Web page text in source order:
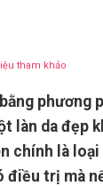
tham khảo
phương
làn da đẹp
chính là loại
điều trị mà